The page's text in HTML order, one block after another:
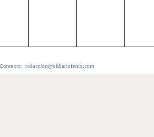
redaccion@eldiariofenix.com